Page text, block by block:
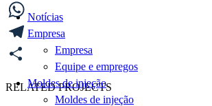
Notícias
Empresa
Empresa
Equipe e empregos
Moldes de injeção
Moldes de injeção
LinkedIn
WhatsApp
Telegram
RELATED PROJECTS